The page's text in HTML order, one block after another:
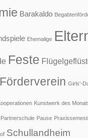
Barakaldo
Ehemalige
Feste
Förderverein Girls'-
Kunstwerk des
Partnerschule Pause
Schullandheim